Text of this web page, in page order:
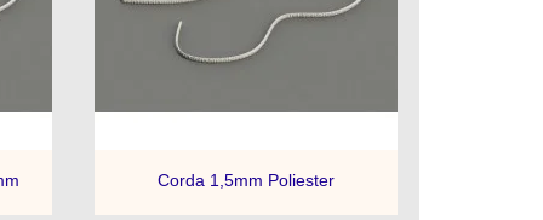
Visualização rápida
Corda 1,5mm Poliester